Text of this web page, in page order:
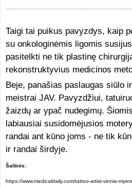
Taigi tai puikus pavyzdys, kaip
su onkologinėmis ligomis
pasitelkti ne tik plastinę
rekonstruktyvius medicinos
Beje, panašias paslaugas siūlo
meistrai JAV. Pavyzdžiui,
žaizdų ar ypač nudegimų.
labiausiai susidomėjusios
randai ant kūno joms - ne tik
ir randai širdyje.
Šaltinis:
https://www.medicaldaily.com/tattoo-artist-vinnie-